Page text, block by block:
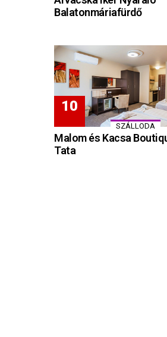
Balatonmáriafürdő
SZÁLLODA
Malom és Kacsa
Tata